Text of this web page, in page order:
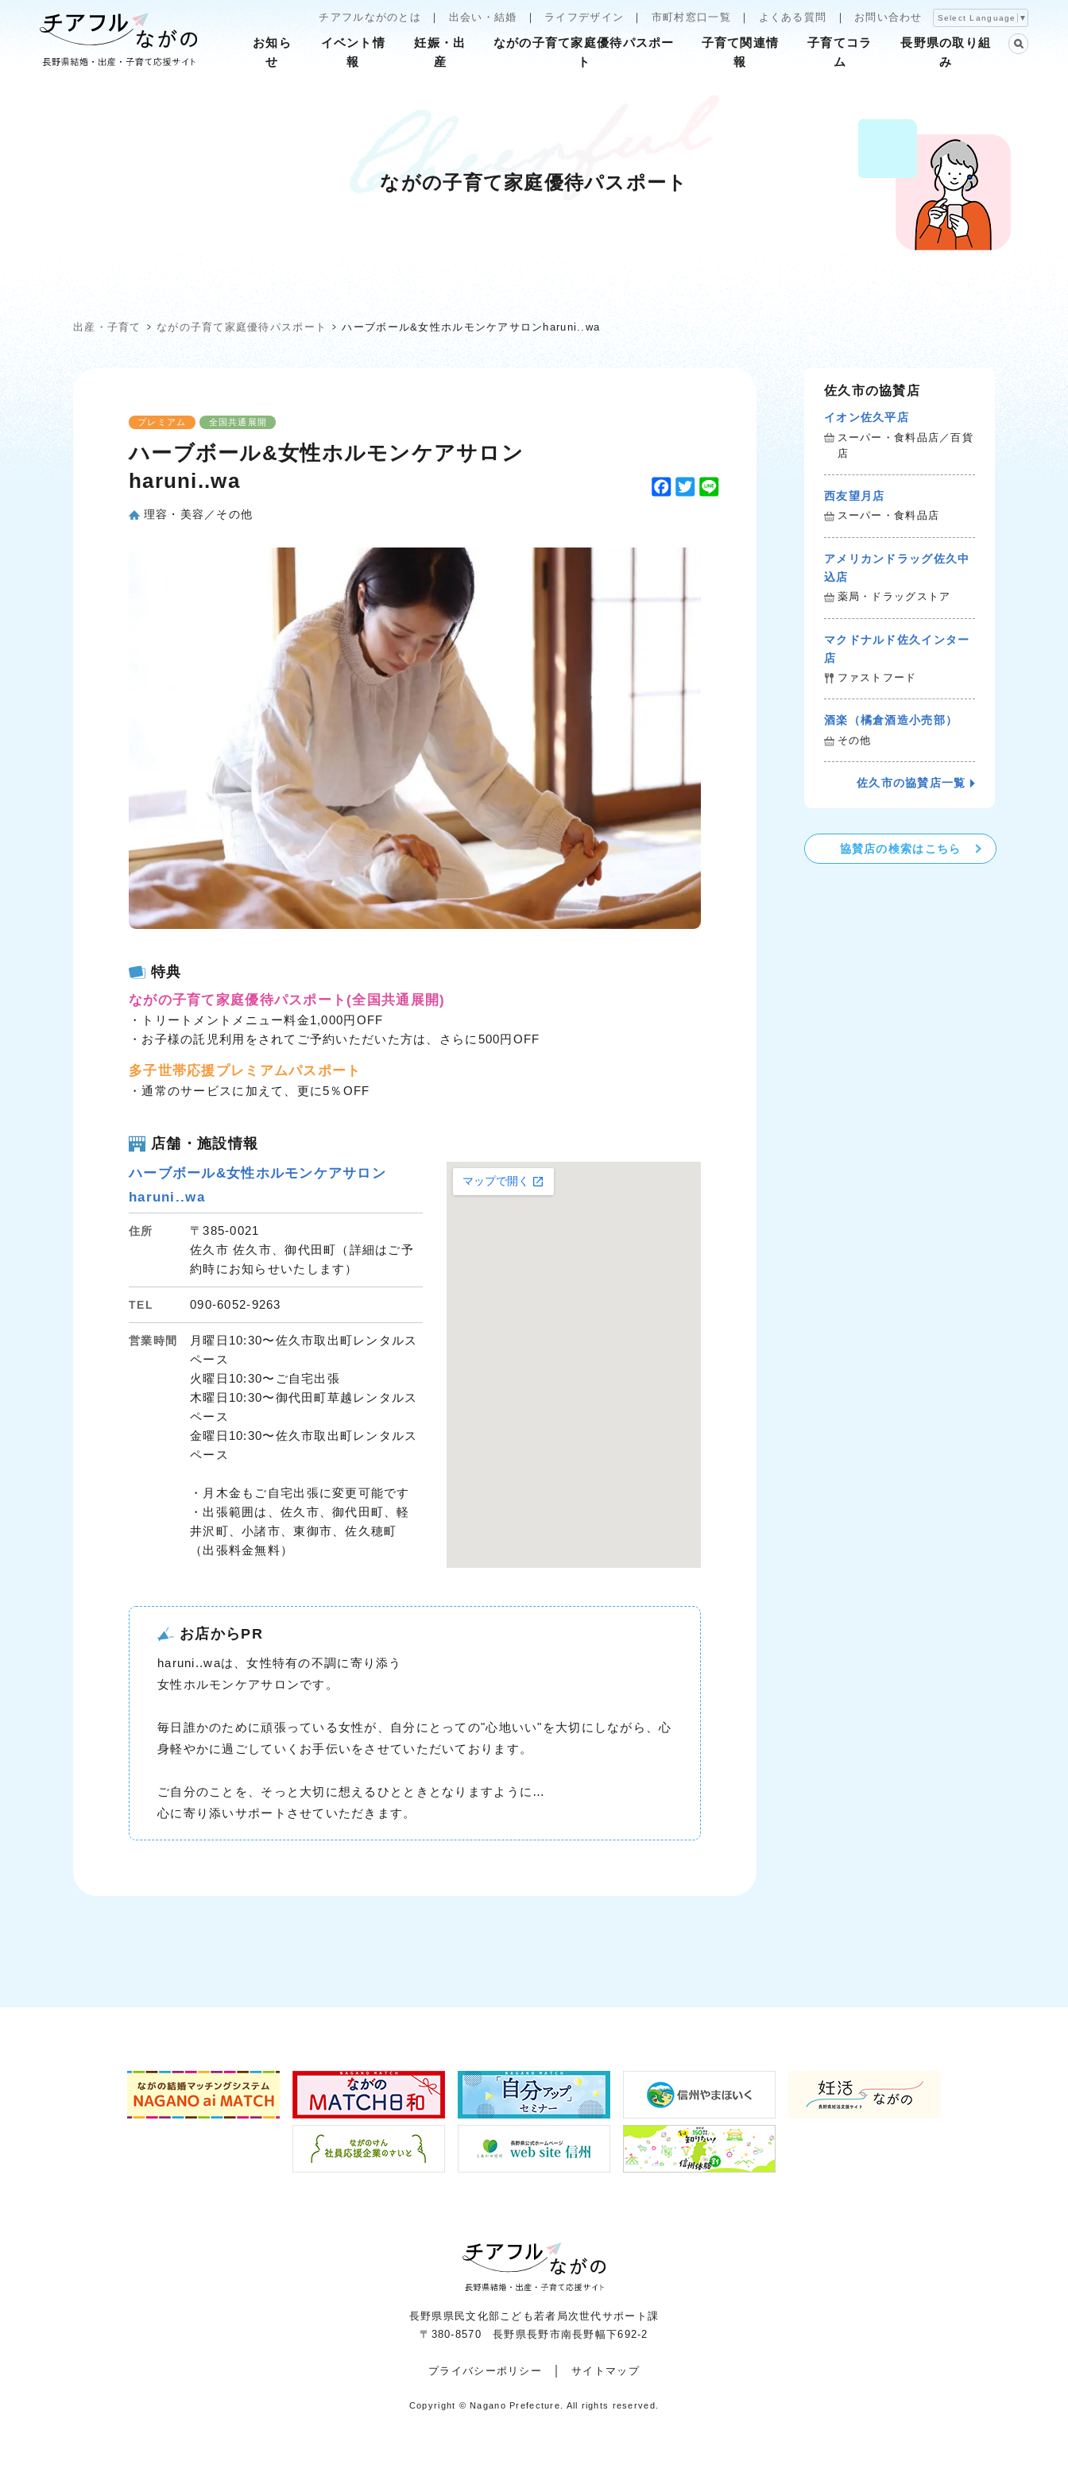
チアフルながのとは 出会い・結婚 ライフデザイン 市町村窓口一覧 よくある質問 お問い合わせ Select Language ▼
お知ら
せ
イベント情
報
妊娠・出
産
ながの子育て家庭優待パスポー
ト
子育て関連情
報
子育てコラ
ム
長野県の取り組
み
ながの子育て家庭優待パスポート
出産・子育て ながの子育て家庭優待パスポート ハーブボール&女性ホルモンケアサロンharuni..wa
プレミアム 全国共通展開
ハーブボール&女性ホルモンケアサロン
haruni..wa
理容・美容／その他
F
T
特典
ながの子育て家庭優待パスポート (全国共通展開)
・トリートメントメニュー料金1,000円OFF
・お子様の託児利用をされてご予約いただいた方は、さらに500円OFF
多子世帯応援プレミアムパスポート
・通常のサービスに加えて、更に5％OFF
店舗・施設情報
ハーブボール&女性ホルモンケアサロン
haruni..wa
住所
〒385-0021
佐久市 佐久市、御代田町（詳細はご予
約時にお知らせいたします）
TEL 090-6052-9263
営業時間
月曜日10:30〜佐久市取出町レンタルス
ペース
火曜日10:30〜ご自宅出張
木曜日10:30〜御代田町草越レンタルス
ペース
金曜日10:30〜佐久市取出町レンタルス
ペース
・月木金もご自宅出張に変更可能です
・出張範囲は、佐久市、御代田町、軽
井沢町、小諸市、東御市、佐久穂町
（出張料金無料）
お店からPR
haruni..waは、女性特有の不調に寄り添う
女性ホルモンケアサロンです。
毎日誰かのために頑張っている女性が、自分にとっての"心地いい"を大切にしながら、心
身軽やかに過ごしていくお手伝いをさせていただいております。
ご自分のことを、そっと大切に想えるひとときとなりますように…
心に寄り添いサポートさせていただきます。
佐久市の協賛店
イオン佐久平店
スーパー・食料品店／百貨
店
西友望月店
スーパー・食料品店
アメリカンドラッグ佐久中
込店
薬局・ドラッグストア
マクドナルド佐久インター
店
ファストフード
酒楽（橘倉酒造小売部）
その他
佐久市の協賛店一覧
協賛店の検索はこちら
長野県県民文化部こども若者局次世代サポート課
〒380-8570 長野県長野市南長野幅下692-2
プライバシーポリシー サイトマップ
Copyright © Nagano Prefecture. All rights reserved.